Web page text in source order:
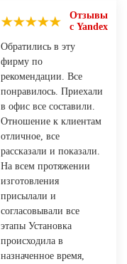
Отзывы
с Yandex
Обратились в эту
фирму по
рекомендации. Все
понравилось. Приехали
в офис все составили.
Отношение к клиентам
отличное, все
рассказали и показали.
На всем протяжении
изготовления
присылали и
согласовывали все
этапы Установка
происходила в
назначенное время,